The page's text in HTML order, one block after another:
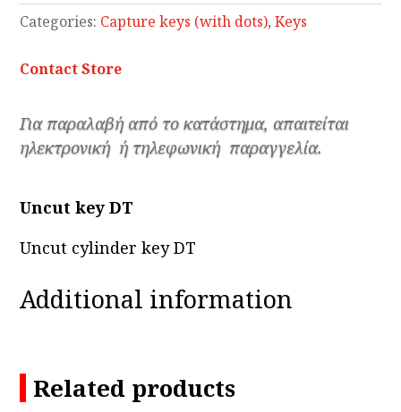
Categories: Capture keys (with dots),Keys
Contact Store
Για παραλαβή από το κατάστημα, απαιτείται
ηλεκτρονική ή τηλεφωνική παραγγελία.
Uncut key DT
Uncut cylinder key DT
Additional information
Related products